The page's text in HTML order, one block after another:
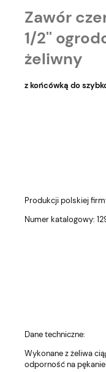
Zawór
1/2''
żeliwny
z końcówką do
Produkcji polskiej
Numer katalogowy:
Dane techniczne:
Wykonane z żeliwa
odporność na